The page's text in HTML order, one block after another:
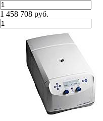
1 458 708 руб.